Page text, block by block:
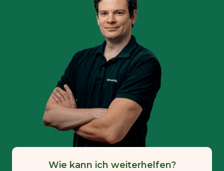
Wie kann ich weiterhelfen?